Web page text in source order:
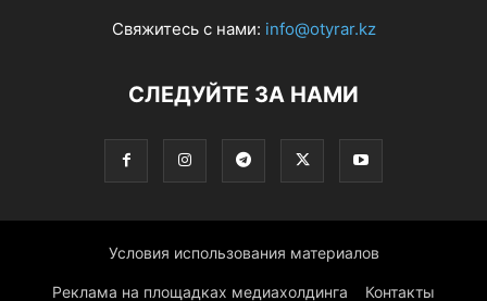
Свяжитесь с нами: info@otyrar.kz
СЛЕДУЙТЕ ЗА НАМИ
Условия использования материалов
Реклама на площадках медиахолдинга Контакты